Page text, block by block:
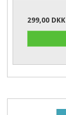
299,00 DKK